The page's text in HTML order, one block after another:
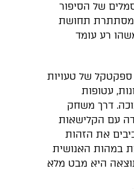
של הסיפור
מסתתרת תחושת
רע עומד
של טעויות
עטופות
דרך משחק
עם הקלישאות
את הזהות
במהות האנושית
היא מבט מלא